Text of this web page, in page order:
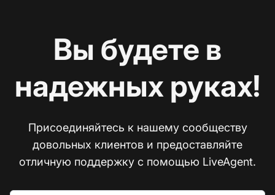
Вы будете в
надежных руках!
Присоединяйтесь к нашему сообществу
довольных клиентов и предоставляйте
отличную поддержку с помощью LiveAgent.